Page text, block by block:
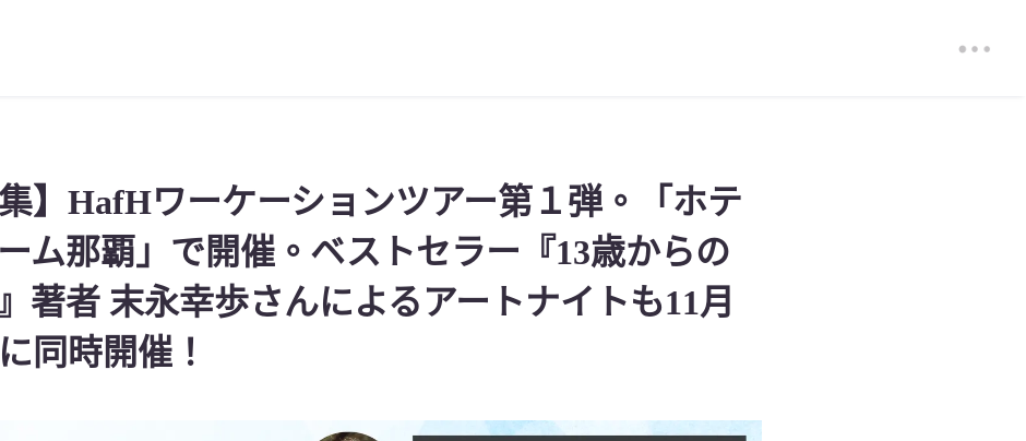
集】HafHワーケーションツアー第１弾。「ホテ
ム那覇」で開催。ベストセラー『13歳からの
著者 末永幸歩さんによるアートナイトも11月
同時開催！